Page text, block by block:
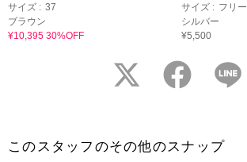
サイズ : 37
ブラウン
¥10,395 30%OFF
サイズ : フリー
シルバー
¥5,500
twitter facebook
このスタッフのその他のスナップ